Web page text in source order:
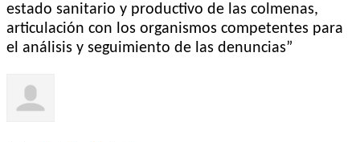
estado sanitario y productivo de las colmenas,
articulación con los organismos competentes para
el análisis y seguimiento de las denuncias”